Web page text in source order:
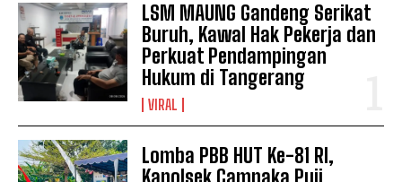
LSM MAUNG Gandeng Serikat
Buruh, Kawal Hak Pekerja dan
Perkuat Pendampingan
Hukum di Tangerang
VIRAL
Lomba PBB HUT Ke-81 RI,
Kapolsek Campaka Puji